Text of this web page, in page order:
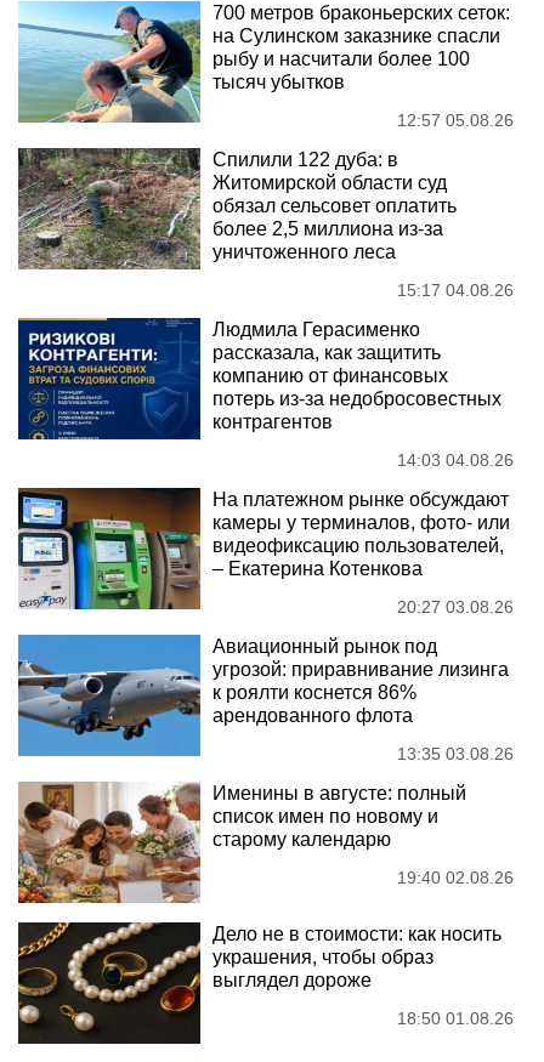
700 метров браконьерских сеток:
на Сулинском заказнике спасли
рыбу и насчитали более 100
тысяч убытков
12:57 05.08.26
Спилили 122 дуба: в
Житомирской области суд
обязал сельсовет оплатить
более 2,5 миллиона из-за
уничтоженного леса
15:17 04.08.26
Людмила Герасименко
рассказала, как защитить
компанию от финансовых
потерь из-за недобросовестных
контрагентов
14:03 04.08.26
На платежном рынке обсуждают
камеры у терминалов, фото- или
видеофиксацию пользователей,
– Екатерина Котенкова
20:27 03.08.26
Авиационный рынок под
угрозой: приравнивание лизинга
к роялти коснется 86%
арендованного флота
13:35 03.08.26
Именины в августе: полный
список имен по новому и
старому календарю
19:40 02.08.26
Дело не в стоимости: как носить
украшения, чтобы образ
выглядел дороже
18:50 01.08.26